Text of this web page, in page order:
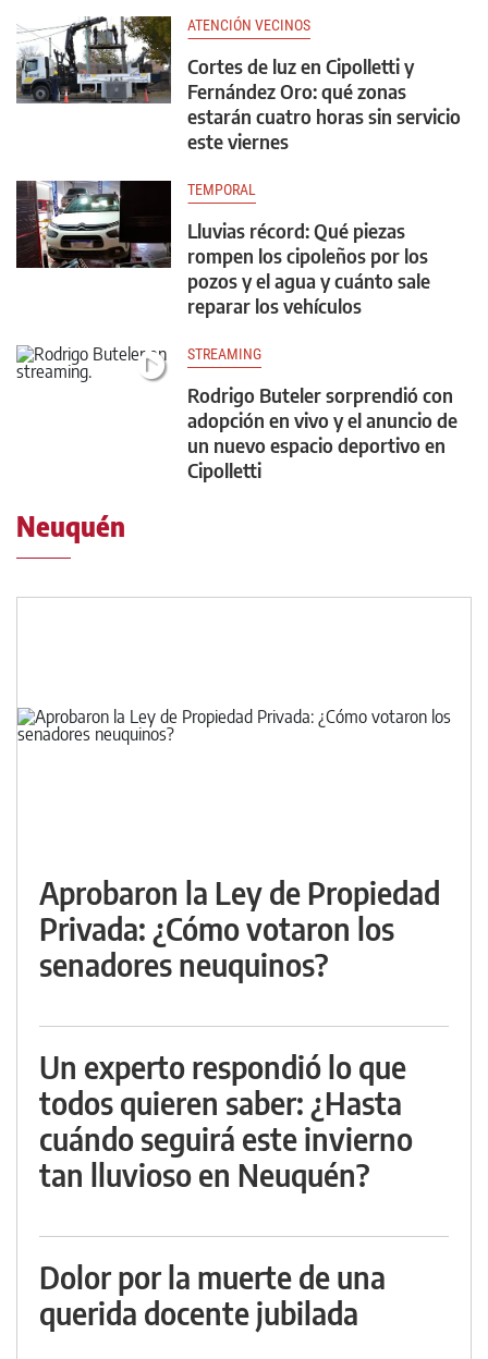
ATENCIÓN VECINOS
Cortes de luz en Cipolletti y
Fernández Oro: qué zonas
estarán cuatro horas sin servicio
este viernes
TEMPORAL
Lluvias récord: Qué piezas
rompen los cipoleños por los
pozos y el agua y cuánto sale
reparar los vehículos
STREAMING
Rodrigo Buteler sorprendió con
adopción en vivo y el anuncio de
un nuevo espacio deportivo en
Cipolletti
Neuquén
Aprobaron la Ley de Propiedad
Privada: ¿Cómo votaron los
senadores neuquinos?
Un experto respondió lo que
todos quieren saber: ¿Hasta
cuándo seguirá este invierno
tan lluvioso en Neuquén?
Dolor por la muerte de una
querida docente jubilada